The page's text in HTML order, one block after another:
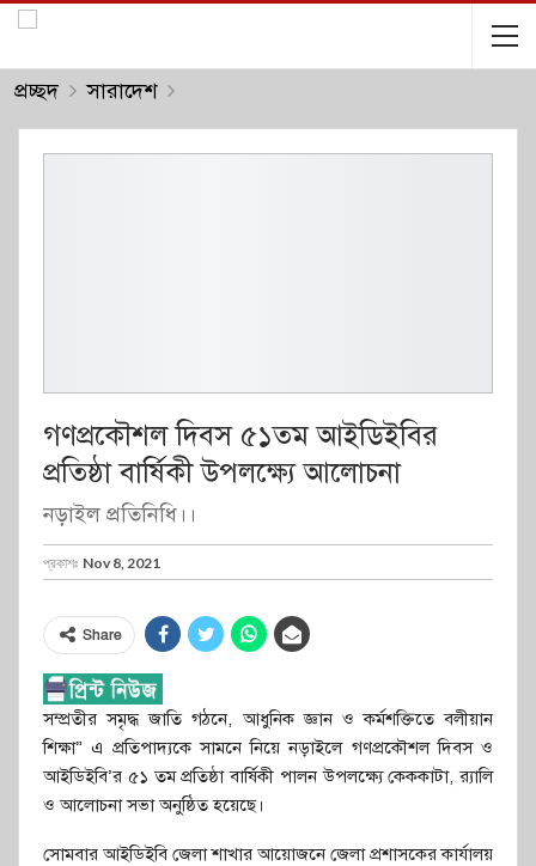
প্রচ্ছদ সারাদেশ
গণপ্রকৌশল দিবস ৫১তম আইডিইবির
প্রতিষ্ঠা বার্ষিকী উপলক্ষ্যে আলোচনা
নড়াইল প্রতিনিধি।।
প্রকাশঃ Nov 8, 2021
Share
সম্প্রতীর সমৃদ্ধ জাতি গঠনে, আধুনিক জ্ঞান ও কর্মশক্তিতে বলীয়ান
শিক্ষা” এ প্রতিপাদ্যকে সামনে নিয়ে নড়াইলে গণপ্রকৌশল দিবস ও
আইডিইবি’র ৫১ তম প্রতিষ্ঠা বার্ষিকী পালন উপলক্ষ্যে কেককাটা, র‌্যালি
ও আলোচনা সভা অনুষ্ঠিত হয়েছে।
সোমবার আইডিইবি জেলা শাখার আয়োজনে জেলা প্রশাসকের কার্যালয়